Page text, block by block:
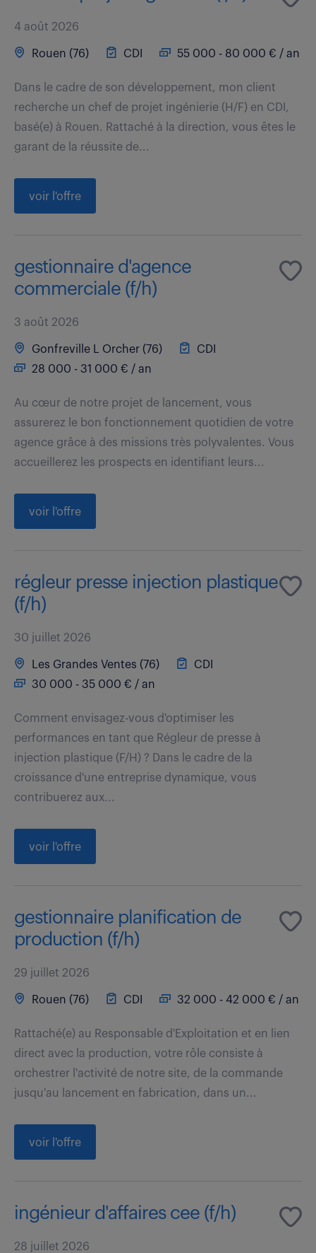
4 août 2026
Rouen (76) CDI 55 000 - 80 000 € / an
Dans le cadre de son développement, mon client
recherche un chef de projet ingénierie (H/F) en CDI,
basé(e) à Rouen. Rattaché à la direction, vous êtes le
garant de la réussite de...
voir l'offre
gestionnaire d'agence
commerciale (f/h)
3 août 2026
Gonfreville L Orcher (76)
CDI
28 000 - 31 000 € / an
Au cœur de notre projet de lancement, vous
assurerez le bon fonctionnement quotidien de votre
agence grâce à des missions très polyvalentes. Vous
accueillerez les prospects en identifiant leurs...
voir l'offre
régleur presse injection plastique
(f/h)
30 juillet 2026
Les Grandes Ventes (76)
CDI
30 000 - 35 000 € / an
Comment envisagez-vous d'optimiser les
performances en tant que Régleur de presse à
injection plastique (F/H) ? Dans le cadre de la
croissance d'une entreprise dynamique, vous
contribuerez aux...
voir l'offre
gestionnaire planification de
production (f/h)
29 juillet 2026
Rouen (76) CDI 32 000 - 42 000 € / an
Rattaché(e) au Responsable d'Exploitation et en lien
direct avec la production, votre rôle consiste à
orchestrer l'activité de notre site, de la commande
jusqu'au lancement en fabrication, dans un...
voir l'offre
ingénieur d'affaires cee (f/h)
28 juillet 2026